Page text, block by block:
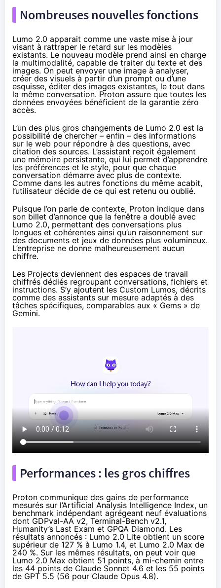
Nombreuses nouvelles fonctions
Lumo 2.0 apparait comme une vaste mise à jour
visant à rattraper le retard sur les modèles
existants. Le nouveau modèle prend ainsi en charge
la multimodalité, capable de traiter du texte et des
images. On peut envoyer une image à analyser,
créer des visuels à partir d’un prompt ou d’une
esquisse, éditer des images existantes, le tout dans
la même conversation. Proton assure que toutes les
données envoyées bénéficient de la garantie zéro
accès.
L’un des plus gros changements de Lumo 2.0 est la
possibilité de chercher – enfin – des informations
sur le web pour répondre à des questions, avec
citation des sources. L’assistant reçoit également
une mémoire persistante, qui lui permet d’apprendre
les préférences et le style, pour que chaque
conversation démarre avec plus de contexte.
Comme dans les autres fonctions du même acabit,
l’utilisateur décide de ce qui est retenu ou oublié.
Puisque l’on parle de contexte, Proton indique dans
son billet d’annonce que la fenêtre a doublé avec
Lumo 2.0, permettant des conversations plus
longues et cohérentes ainsi qu’un raisonnement sur
des documents et jeux de données plus volumineux.
L’entreprise ne donne malheureusement aucun
chiffre.
Les Projects deviennent des espaces de travail
chiffrés dédiés regroupant conversations, fichiers et
instructions. S’y ajoutent les Custom Lumos, décrits
comme des assistants sur mesure adaptés à des
tâches spécifiques, comparables aux « Gems » de
Gemini.
Performances : les gros chiffres
Proton communique des gains de performance
mesurés sur l’Artificial Analysis Intelligence Index, un
benchmark indépendant agrégeant neuf évaluations
dont GDPval-AA v2, Terminal-Bench v2.1,
Humanity’s Last Exam et GPQA Diamond. Les
résultats annoncés : Lumo 2.0 Lite obtient un score
supérieur de 127 % à Lumo 1.4, et Lumo 2.0 Max de
240 %. Sur les mêmes résultats, on peut voir que
Lumo 2.0 Max obtient 51 points, à mi-chemin entre
les 44 points de Claude Sonnet 4.6 et les 55 points
de GPT 5.5 (56 pour Claude Opus 4.8).